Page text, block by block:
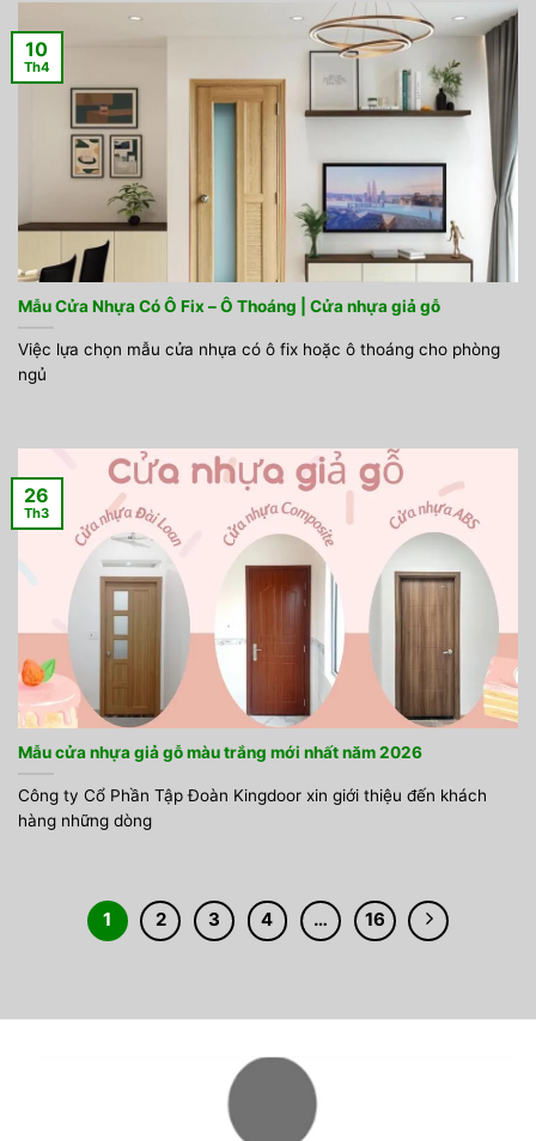
Mẫu Cửa Nhựa Có Ô Fix – Ô Thoáng | Cửa nhựa giả gỗ
Việc lựa chọn mẫu cửa nhựa có ô fix hoặc ô thoáng cho phòng
ngủ
10
Th4
Mẫu cửa nhựa giả gỗ màu trắng mới nhất năm 2026
Công ty Cổ Phần Tập Đoàn Kingdoor xin giới thiệu đến khách
hàng những dòng
26
Th3
1 2 3 4 … 16